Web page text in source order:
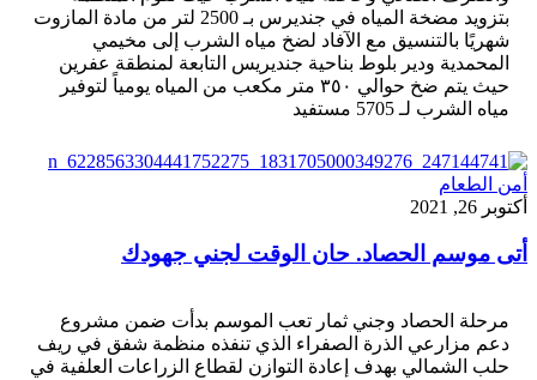
بتزويد مضخة المياه في جنديرس بـ 2500 لتر من مادة المازوت
شهريًا بالتنسيق مع الآفاد لضخ مياه الشرب إلى مخيمي
المحمدية ودير بلوط بناحية جنديريس التابعة لمنطقة عفرين
حيث يتم ضخ حوالي ٣٥٠ متر مكعب من المياه يومياً لتوفير
مياه الشرب لـ 5705 مستفيد
أمن الطعام
أكتوبر 26, 2021
أتى موسم الحصاد. حان الوقت لجني جهودك
مرحلة الحصاد وجني ثمار تعب الموسم بدأت ضمن مشروع
دعم مزارعي الذرة الصفراء الذي تنفذه منظمة شفق في ريف
حلب الشمالي بهدف إعادة التوازن لقطاع الزراعات العلفية في